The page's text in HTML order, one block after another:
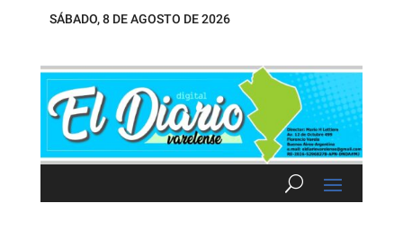
SÁBADO, 8 DE AGOSTO DE 2026